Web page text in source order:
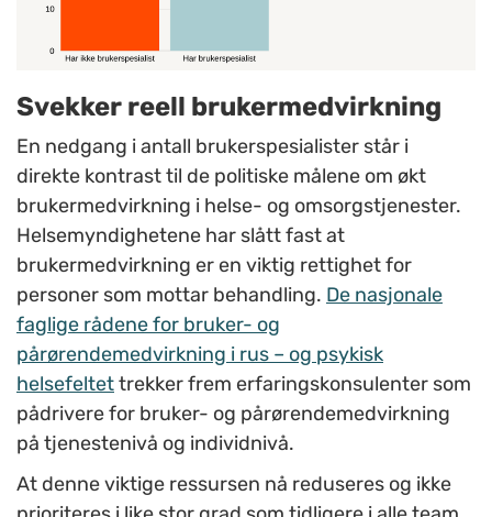
Svekker reell brukermedvirkning
En nedgang i antall brukerspesialister står i
direkte kontrast til de politiske målene om økt
brukermedvirkning i helse- og omsorgstjenester.
Helsemyndighetene har slått fast at
brukermedvirkning er en viktig rettighet for
personer som mottar behandling. De nasjonale
faglige rådene for bruker- og
pårørendemedvirkning i rus – og psykisk
helsefeltettrekker frem erfaringskonsulenter som
pådrivere for bruker- og pårørendemedvirkning
på tjenestenivå og individnivå.
At denne viktige ressursen nå reduseres og ikke